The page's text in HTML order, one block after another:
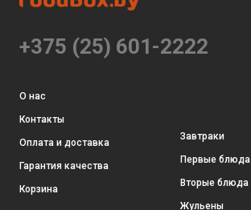
+375 (25) 601-2222
О нас
Контакты
Оплата и доставка
Гарантия качества
Корзина
Завтраки
Первые блюда
Вторые блюда
Жульены